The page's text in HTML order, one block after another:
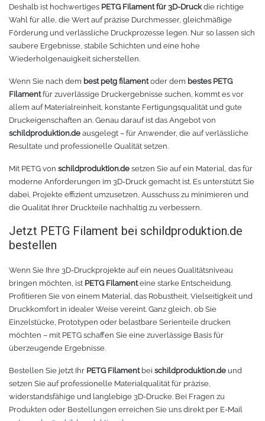
Deshalb ist hochwertiges PETG Filament für 3D-Druckdie richtige
Wahl für alle, die Wert auf präzise Durchmesser, gleichmäßige
Förderung und verlässliche Druckprozesse legen. Nur so lassen sich
saubere Ergebnisse, stabile Schichten und eine hohe
Wiederholgenauigkeit sicherstellen.
Wenn Sie nach dem best petg filamentoder dem bestes PETG
Filamentfür zuverlässige Druckergebnisse suchen, kommt es vor
allem auf Materialreinheit, konstante Fertigungsqualität und gute
Druckeigenschaften an. Genau darauf ist das Angebot von
schildproduktion.de ausgelegt – für Anwender, die auf verlässliche
Resultate und professionelle Qualität setzen.
Mit PETG von schildproduktion.de setzen Sie auf ein Material, das für
moderne Anforderungen im 3D-Druck gemacht ist. Es unterstützt Sie
dabei, Projekte effizient umzusetzen, Ausschuss zu minimieren und
die Qualität Ihrer Druckteile nachhaltig zu verbessern.
Jetzt PETG Filament bei schildproduktion.de
bestellen
Wenn Sie Ihre 3D-Druckprojekte auf ein neues Qualitätsniveau
bringen möchten, ist PETG Filamenteine starke Entscheidung.
Profitieren Sie von einem Material, das Robustheit, Vielseitigkeit und
Druckkomfort in idealer Weise vereint. Ganz gleich, ob Sie
Einzelstücke, Prototypen oder belastbare Serienteile drucken
möchten – mit PETG schaffen Sie eine zuverlässige Basis für
überzeugende Ergebnisse.
Bestellen Sie jetzt Ihr PETG Filamentbei schildproduktion.de und
setzen Sie auf professionelle Materialqualität für präzise,
widerstandsfähige und langlebige 3D-Drucke. Bei Fragen zu
Produkten oder Bestellungen erreichen Sie uns direkt per E-Mail